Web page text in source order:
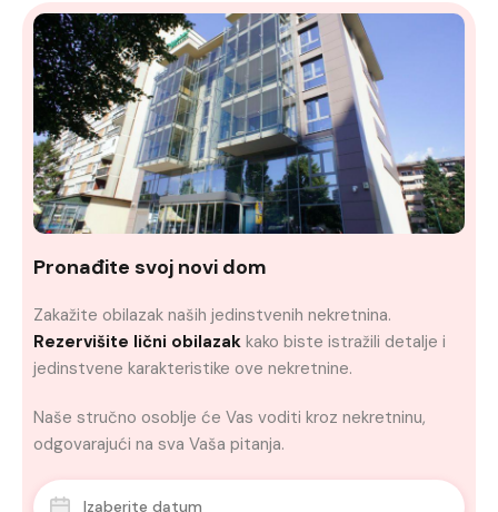
Pronađite svoj novi dom
Zakažite obilazak naših jedinstvenih nekretnina.
Rezervišite lični obilazak kako biste istražili detalje i
jedinstvene karakteristike ove nekretnine.
Naše stručno osoblje će Vas voditi kroz nekretninu,
odgovarajući na sva Vaša pitanja.